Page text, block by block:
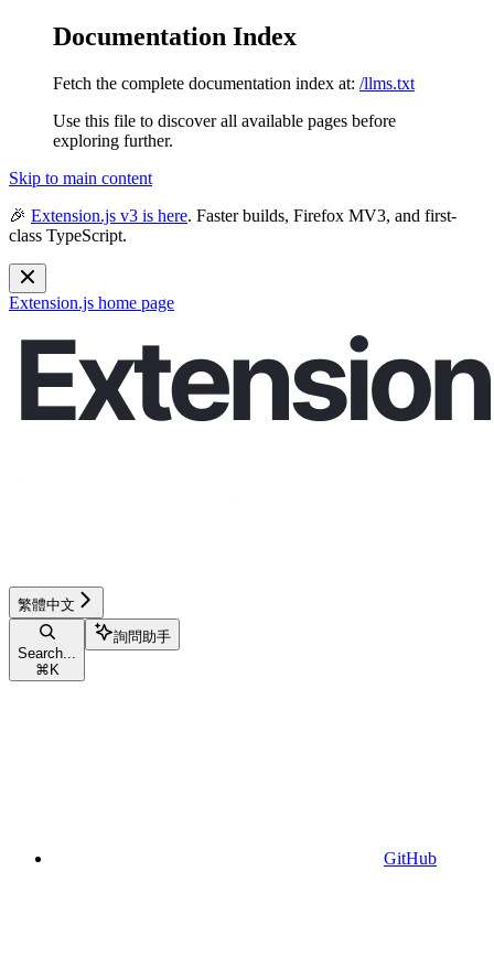
Documentation Index
Fetch the complete documentation index at: /llms.txt
Use this file to discover all available pages before
exploring further.
Skip to main content
🎉 Extension.js v3 is here. Faster builds, Firefox MV3, and first-
class TypeScript.
Extension.js home page
繁體中文
Search...
⌘ K
詢問助手
GitHub